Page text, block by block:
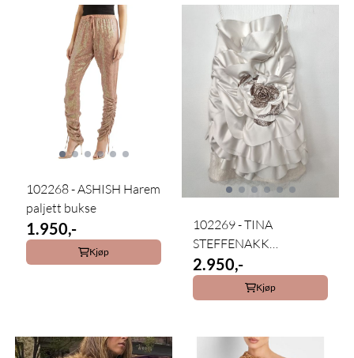
102268 - ASHISH Harem
paljett bukse
1.950,-
Kjøp
102269 - TINA
STEFFENAKK
HERMANSEN
2.950,-
Kjøp